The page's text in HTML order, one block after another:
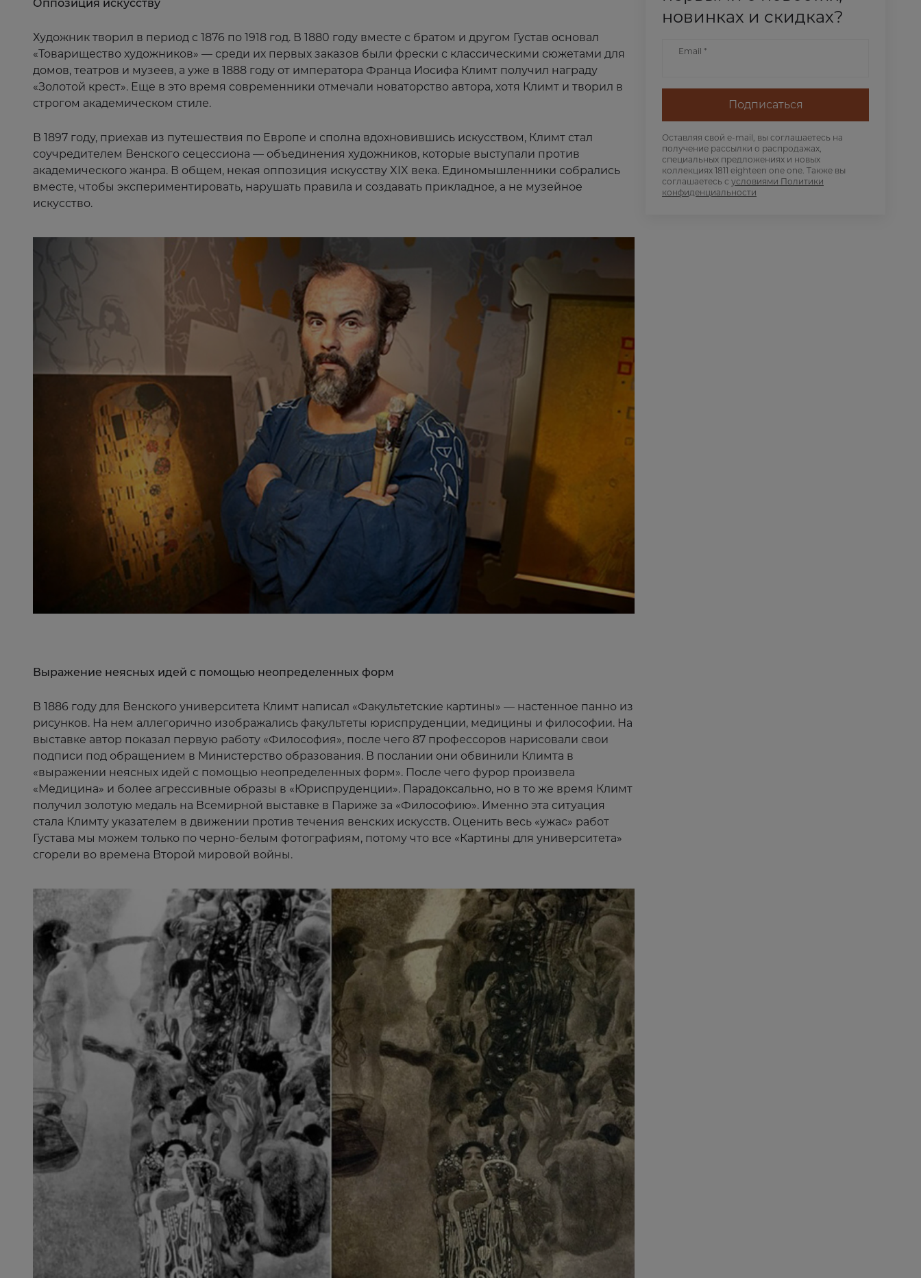
Оппозиция искусству
Художник творил в период с 1876 по 1918 год. В 1880 году вместе с братом и другом Густав основал
«Товарищество художников» — среди их первых заказов были фрески с классическими сюжетами для
домов, театров и музеев, а уже в 1888 году от императора Франца Иосифа Климт получил награду
«Золотой крест». Еще в это время современники отмечали новаторство автора, хотя Климт и творил в
строгом академическом стиле.
В 1897 году, приехав из путешествия по Европе и сполна вдохновившись искусством, Климт стал
соучредителем Венского сецессиона — объединения художников, которые выступали против
академического жанра. В общем, некая оппозиция искусству XIX века. Единомышленники собрались
вместе, чтобы экспериментировать, нарушать правила и создавать прикладное, а не музейное
искусство.
Выражение неясных идей с помощью неопределенных форм
В 1886 году для Венского университета Климт написал «Факультетские картины» — настенное панно из
рисунков. На нем аллегорично изображались факультеты юриспруденции, медицины и философии. На
выставке автор показал первую работу «Философия», после чего 87 профессоров нарисовали свои
подписи под обращением в Министерство образования. В послании они обвинили Климта в
«выражении неясных идей с помощью неопределенных форм». После чего фурор произвела
«Медицина» и более агрессивные образы в «Юриспруденции». Парадоксально, но в то же время Климт
получил золотую медаль на Всемирной выставке в Париже за «Философию». Именно эта ситуация
стала Климту указателем в движении против течения венских искусств. Оценить весь «ужас» работ
Густава мы можем только по черно-белым фотографиям, потому что все «Картины для университета»
сгорели во времена Второй мировой войны.
новинках и скидках?
Email *
Подписаться
Оставляя свой e-mail, вы соглашаетесь на
получение рассылки о распродажах,
специальных предложениях и новых
коллекциях 1811 eighteen one one. Также вы
соглашаетесь с условиями Политики
конфиденциальности